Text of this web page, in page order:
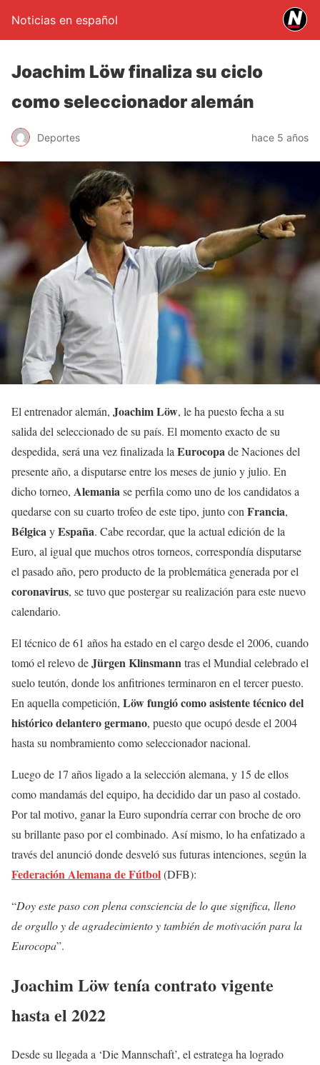
Noticias en español
Joachim Löw finaliza su ciclo
como seleccionador alemán
Deportes hace 5 años
El entrenador alemán, JoachimLöw, le ha puesto fecha a su
salida del seleccionado de su país. El momento exacto de su
despedida, será una vez finalizada la Eurocopade Naciones del
presente año, a disputarse entre los meses de junio y julio. En
dicho torneo, Alemaniase perfila como uno de los candidatos a
quedarse con su cuarto trofeo de este tipo, junto con Francia,
BélgicayEspaña. Cabe recordar, que la actual edición de la
Euro, al igual que muchos otros torneos, correspondía disputarse
el pasado año, pero producto de la problemática generada por el
coronavirus, se tuvo que postergar su realización para este nuevo
calendario.
El técnico de 61 años ha estado en el cargo desde el 2006, cuando
tomó el relevo deJürgenKlinsmanntras el Mundial celebrado el
suelo teutón, donde los anfitriones terminaron en el tercer puesto.
En aquella competición, Löw fungió como asistente técnico del
histórico delantero germano, puesto que ocupó desde el 2004
hasta su nombramiento como seleccionador nacional.
Luego de 17 años ligado a la selección alemana, y 15 de ellos
como mandamás del equipo, ha decidido dar un paso al costado.
Por tal motivo, ganar la Euro supondría cerrar con broche de oro
su brillante paso por el combinado. Así mismo, lo ha enfatizado a
través del anunció donde desveló sus futuras intenciones, según la
Federación Alemana de Fútbol(DFB):
“Doy este paso con plena consciencia de lo que significa, lleno
de orgullo y de agradecimiento y también de motivación para la
Eurocopa”.
Joachim Löw tenía contrato vigente
hasta el 2022
Desde su llegada a ‘Die Mannschaft’, el estratega ha logrado